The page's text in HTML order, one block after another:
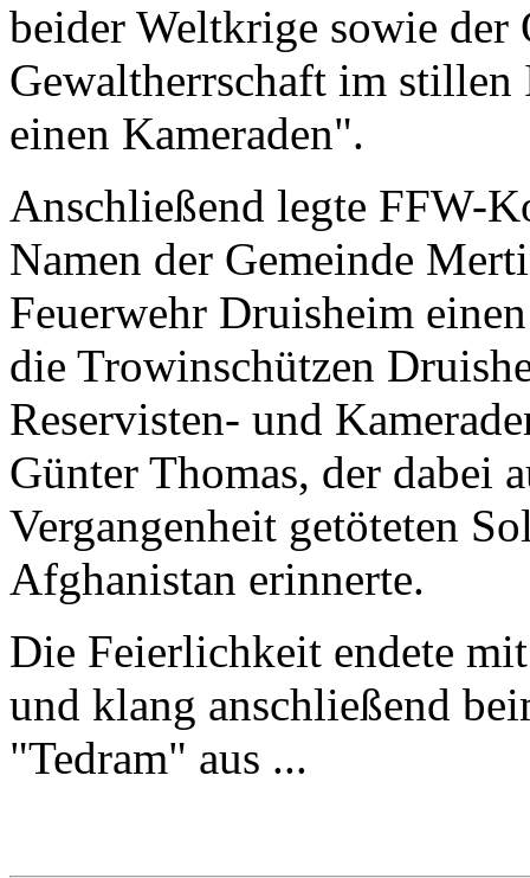
beider Weltkrige sowie der
Gewaltherrschaft im
einen Kameraden".
Anschließend legte FFW-
Namen der Gemeinde
Feuerwehr Druisheim
die Trowinschützen
Reservisten- und
Günter Thomas, der dabei
Vergangenheit getöteten
Afghanistan erinnerte.
Die Feierlichkeit endete
und klang anschließend
"Tedram" aus ...